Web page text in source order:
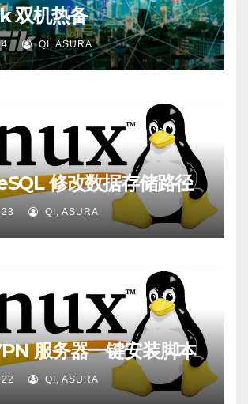
双机热备
QI, ASURA
修改数据存储路径
QI, ASURA
服务器一键安装脚本
QI, ASURA